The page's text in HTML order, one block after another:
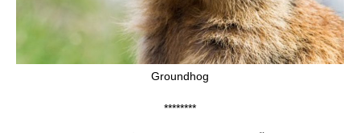
Groundhog
********